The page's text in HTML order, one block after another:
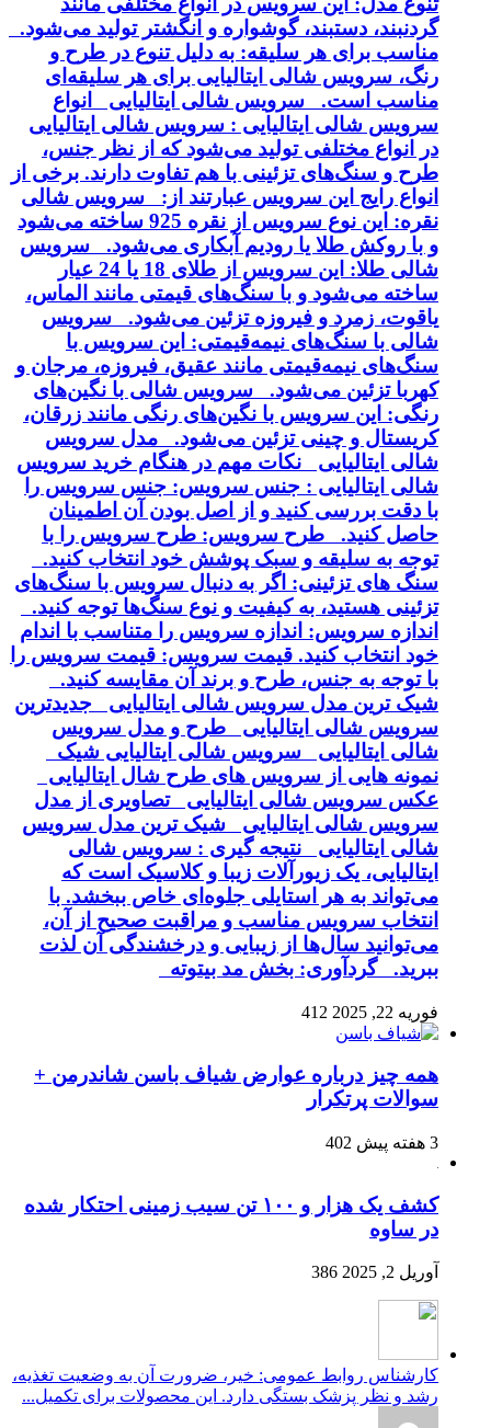
گردنبند، دستبند، گوشواره و انگشتر تولید می‌شود.
مناسب برای هر سلیقه: به دلیل تنوع در طرح و
رنگ، سرویس شالی ایتالیایی برای هر سلیقه‌ای
مناسب است. سرویس شالی ایتالیایی انواع
سرویس شالی ایتالیایی : سرویس شالی ایتالیایی
در انواع مختلفی تولید می‌شود که از نظر جنس،
طرح و سنگ‌های تزئینی با هم تفاوت دارند. برخی از
انواع رایج این سرویس عبارتند از: سرویس شالی
نقره: این نوع سرویس از نقره 925 ساخته می‌شود
و با روکش طلا یا رودیم آبکاری می‌شود. سرویس
شالی طلا: این سرویس از طلای 18 یا 24 عیار
ساخته می‌شود و با سنگ‌های قیمتی مانند الماس،
یاقوت، زمرد و فیروزه تزئین می‌شود. سرویس
شالی با سنگ‌های نیمه‌قیمتی: این سرویس با
سنگ‌های نیمه‌قیمتی مانند عقیق، فیروزه، مرجان و
کهربا تزئین می‌شود. سرویس شالی با نگین‌های
رنگی: این سرویس با نگین‌های رنگی مانند زرقان،
کریستال و چینی تزئین می‌شود. مدل سرویس
شالی ایتالیایی نکات مهم در هنگام خرید سرویس
شالی ایتالیایی : جنس سرویس: جنس سرویس را
با دقت بررسی کنید و از اصل بودن آن اطمینان
حاصل کنید. طرح سرویس: طرح سرویس را با
توجه به سلیقه و سبک پوشش خود انتخاب کنید.
سنگ های تزئینی: اگر به دنبال سرویس با سنگ‌های
تزئینی هستید، به کیفیت و نوع سنگ‌ها توجه کنید.
اندازه سرویس: اندازه سرویس را متناسب با اندام
خود انتخاب کنید. قیمت سرویس: قیمت سرویس را
با توجه به جنس، طرح و برند آن مقایسه کنید.
شیک ترین مدل سرویس شالی ایتالیایی جدیدترین
سرویس شالی ایتالیایی طرح و مدل سرویس
شالی ایتالیایی سرویس شالی ایتالیایی شیک
نمونه هایی از سرویس های طرح شال ایتالیایی
عکس سرویس شالی ایتالیایی تصاویری از مدل
سرویس شالی ایتالیایی شیک ترین مدل سرویس
شالی ایتالیایی نتیجه گیری : سرویس شالی
ایتالیایی، یک زیورآلات زیبا و کلاسیک است که
می‌تواند به هر استایلی جلوه‌ای خاص ببخشد. با
انتخاب سرویس مناسب و مراقبت صحیح از آن،
می‌توانید سال‌ها از زیبایی و درخشندگی آن لذت
ببرید. گردآوری: بخش مد بیتوته
فوریه 22, 2025 412
همه چیز درباره عوارض شیاف باسن شاندرمن +
سوالات پرتکرار
3 هفته پیش 402
کشف یک هزار و ۱۰۰ تن سیب زمینی احتکار شده
در ساوه
آوریل 2, 2025 386
کارشناس روابط عمومی: خیر، ضرورت آن به وضعیت تغذیه،
رشد و نظر پزشک بستگی دارد. این محصولات برای تکمیل...